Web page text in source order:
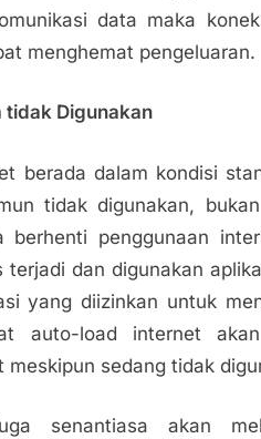
data maka
menghemat pengeluaran.
tidak Digunakan
berada dalam kondisi
tidak digunakan,
penggunaan
dan digunakan
yang diizinkan untuk
auto-load internet
sedang tidak
senantiasa akan